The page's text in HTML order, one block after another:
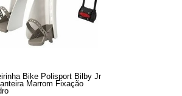
Bike Polisport Bilby Jr
Marrom Fixação